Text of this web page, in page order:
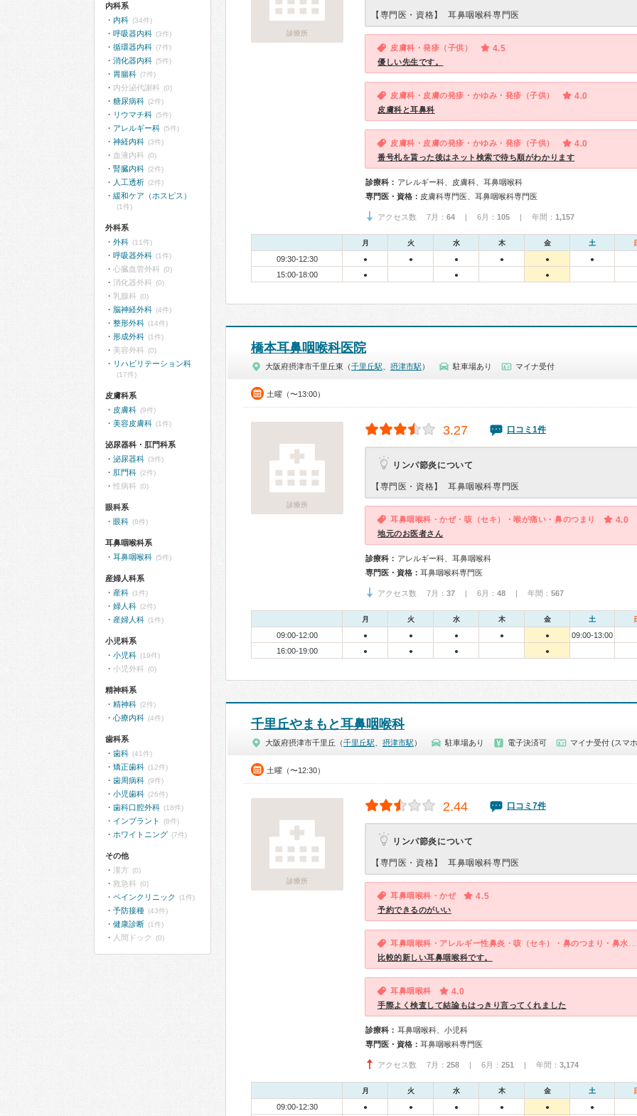
診療所
【専門医・資格】 耳鼻咽喉科専門医
皮膚科・発疹（子供） 4.5
優しい先生です。
皮膚科・皮膚の発疹・かゆみ・発疹（子供） 4.0
皮膚科と耳鼻科
皮膚科・皮膚の発疹・かゆみ・発疹（子供） 4.0
番号札を貰った後はネット検索で待ち順がわかります
診療科： アレルギー科、皮膚科、耳鼻咽喉科
専門医・資格： 皮膚科専門医、耳鼻咽喉科専門医
アクセス数 7月： 64 | 6月： 105 | 年間： 1,157
月 火 水 木 金 土
09:30-12:30 ● ● ● ● ● ●
15:00-18:00 ● ● ●
橋本耳鼻咽喉科医院
大阪府摂津市千里丘東（千里丘駅 摂津市駅 ） 駐車場あり マイナ受付
土曜（〜13:00）
診療所
3.27 口コミ1件
リンパ節炎について
【専門医・資格】 耳鼻咽喉科専門医
耳鼻咽喉科・かぜ・咳（セキ）・喉が痛い・鼻のつまり 4.0
地元のお医者さん
診療科： アレルギー科、耳鼻咽喉科
専門医・資格： 耳鼻咽喉科専門医
アクセス数 7月： 37 | 6月： 48 | 年間： 567
月 火 水 木 金 土
09:00-12:00 ● ● ● ● ●
09:00-13:00
16:00-19:00
● ● ● ●
千里丘やまもと耳鼻咽喉科
大阪府摂津市千里丘（千里丘駅 摂津市駅 ） 駐車場あり 電子決済可 マイナ受付 (スマ
土曜（〜12:30）
診療所
2.44 口コミ7件
リンパ節炎について
【専門医・資格】 耳鼻咽喉科専門医
耳鼻咽喉科・かぜ 4.5
予約できるのがいい
比較的新しい耳鼻咽喉科です。
耳鼻咽喉科 4.0
手際よく検査して結論もはっきり言ってくれました
診療科： 耳鼻咽喉科、小児科
専門医・資格： 耳鼻咽喉科専門医
アクセス数 7月： 258 | 6月： 251 | 年間： 3,174
月 火 水 木 金 土
09:00-12:30 ● ● ● ● ● ●
内科系
内科 (34件)
呼吸器内科 (3件)
循環器内科 (7件)
消化器内科 (5件)
胃腸科 (7件)
内分泌代謝科 (0)
糖尿病科 (2件)
リウマチ科 (5件)
アレルギー科 (5件)
神経内科 (3件)
血液内科 (0)
腎臓内科 (2件)
人工透析 (2件)
緩和ケア（ホスピス）
(1件)
外科系
外科 (11件)
呼吸器外科 (1件)
心臓血管外科 (0)
消化器外科 (0)
乳腺科 (0)
脳神経外科 (4件)
整形外科 (14件)
形成外科 (1件)
美容外科 (0)
リハビリテーション科
(17件)
皮膚科系
皮膚科 (9件)
美容皮膚科 (1件)
泌尿器科・肛門科系
泌尿器科 (3件)
肛門科 (2件)
性病科 (0)
眼科系
眼科 (6件)
耳鼻咽喉科系
耳鼻咽喉科 (5件)
産婦人科系
産科 (1件)
婦人科 (2件)
産婦人科 (1件)
小児科系
小児科 (19件)
小児外科 (0)
精神科系
精神科 (2件)
心療内科 (4件)
歯科系
歯科 (41件)
矯正歯科 (12件)
歯周病科 (9件)
小児歯科 (26件)
歯科口腔外科 (18件)
インプラント (8件)
ホワイトニング (7件)
その他
漢方 (0)
救急科 (0)
ペインクリニック (1件)
予防接種 (43件)
健康診断 (1件)
人間ドック (0)